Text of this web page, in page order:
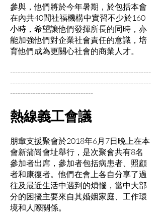
參與，他們將於今年暑期，於包括本會
在內共40間社福機構中實習不少於160
小時，希望讓他們發揮所長的同時，亦
能加強他們對企業社會責任的意識，培
育他們成為更關心社會的商業人才。
--------------------------------------------------------
--------------------------------------------------------
---------------------------------
熱線義工會議
朋輩支援聚會於2018年6月7日晚上在本
會新蒲崗會址舉行，是次聚會共有8名
參加者出席，參加者包括病患者、照顧
者和康復者。他們在會上各自分享了過
往及最近生活中遇到的煩惱，當中大部
分的困擾主要來自其婚姻家庭、工作環
境和人際關係。